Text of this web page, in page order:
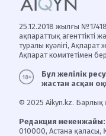
25.12.2018 жылғы
ақпараттық агенттікті
туралы куәлігі, Ақпарат
Ақпарат комитетімен
Бұл желілік
жастан асқан
© 2025 Aikyn.kz. Барлық
Редакция мекенжайы:
010000, Астана қаласы,